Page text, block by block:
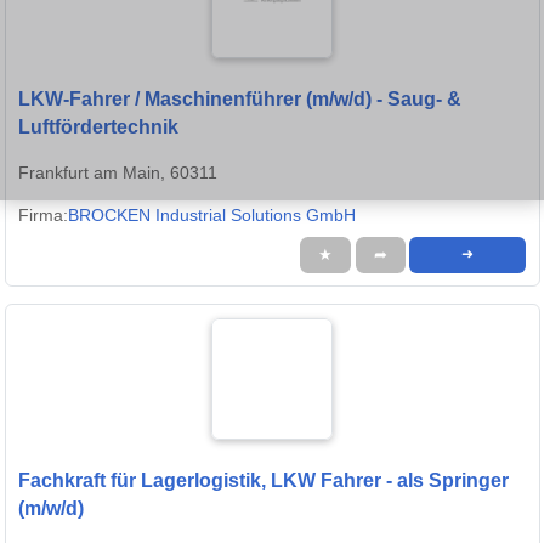
LKW-Fahrer / Maschinenführer (m/w/d) - Saug- &
Luftfördertechnik
Frankfurt am Main, 60311
Firma:BROCKEN Industrial Solutions GmbH
★ ➦ ➜
Fachkraft für Lagerlogistik, LKW Fahrer - als Springer
(m/w/d)